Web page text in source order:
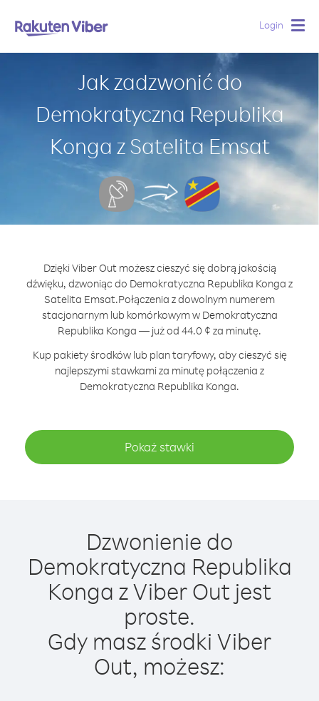
Login
Jak zadzwonić do
Demokratyczna Republika
Konga z Satelita Emsat
Dzięki Viber Out możesz cieszyć się dobrą jakością
dźwięku, dzwoniąc do Demokratyczna Republika Konga z
Satelita Emsat.Połączenia z dowolnym numerem
stacjonarnym lub komórkowym w Demokratyczna
Republika Konga — już od 44.0 ¢ za minutę.
Kup pakiety środków lub plan taryfowy, aby cieszyć się
najlepszymi stawkami za minutę połączenia z
Demokratyczna Republika Konga.
Pokaż stawki
Dzwonienie do
Demokratyczna Republika
Konga z Viber Out jest
proste.
Gdy masz środki Viber
Out, możesz: